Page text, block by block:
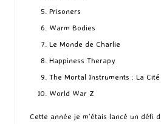
Prisoners
Warm Bodies
Le Monde de Charlie
Happiness Therapy
The Mortal Instruments : La
World War Z
Cette année je m’étais lancé un défi